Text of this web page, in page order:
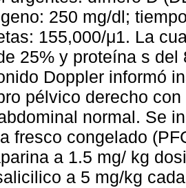
250 mg/dl;
155,000/μ1. La
25% y proteína s
Doppler informó
pélvico derecho
normal. Se
fresco congelado
a 1.5 mg/ kg
a 5 mg/kg